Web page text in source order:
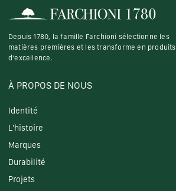
Depuis 1780, la famille Farchioni sélectionne les
matières premières et les transforme en produits
d'excellence.
À PROPOS DE NOUS
Identité
L'histoire
Marques
Durabilité
Projets